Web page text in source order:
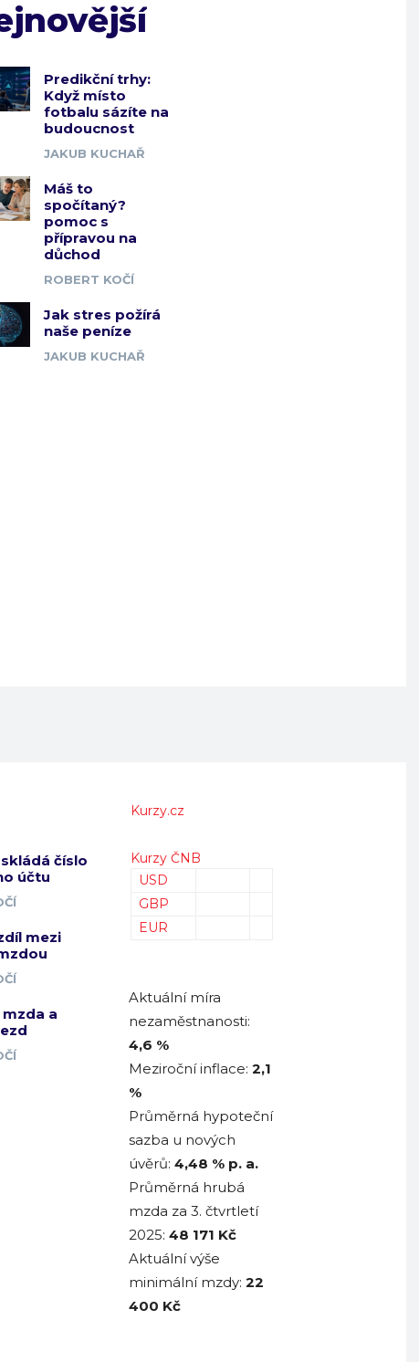
Predikční trhy:
Když místo
fotbalu sázíte na
budoucnost
JAKUB KUCHAŘ
Máš to
spočítaný?
pomoc s
přípravou na
důchod
ROBERT KOČÍ
Jak stres požírá
naše peníze
JAKUB KUCHAŘ
číslo
účtu
mezi
a
Kurzy.cz
Kurzy ČNB
USD
GBP
EUR
Aktuální míra
nezaměstnanosti:
4,6 %
Meziroční inflace: 2,1
%
Průměrná hypoteční
sazba u nových
úvěrů: 4,48 % p. a.
Průměrná hrubá
mzda za 3. čtvrtletí
2025: 48 171 Kč
Aktuální výše
minimální mzdy: 22
400 Kč